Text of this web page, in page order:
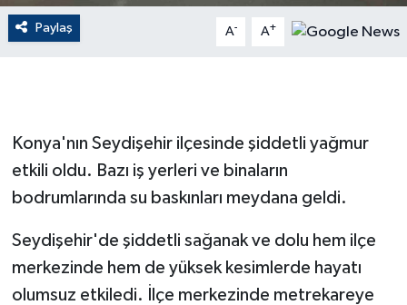
Paylaş A- A+
Konya'nın Seydişehir ilçesinde şiddetli yağmur
etkili oldu. Bazı iş yerleri ve binaların
bodrumlarında su baskınları meydana geldi.
Seydişehir'de şiddetli sağanak ve dolu hem ilçe
merkezinde hem de yüksek kesimlerde hayatı
olumsuz etkiledi. İlçe merkezinde metrekareye
English News
Gayrimenkul
GENEL
GÜNDEM
Güvenlik